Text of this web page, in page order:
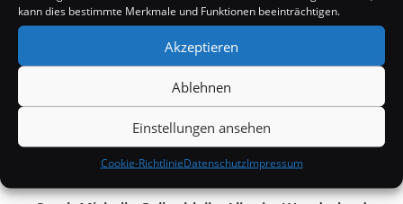
kann dies bestimmte Merkmale und Funktionen beeinträchtigen.
Akzeptieren
Ablehnen
Einstellungen ansehen
Cookie-RichtlinieDatenschutzImpressum